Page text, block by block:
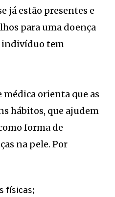
já estão presentes e
para uma doença
indivíduo tem
médica orienta que as
hábitos, que ajudem
forma de
na pele. Por
físicas;